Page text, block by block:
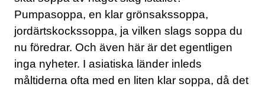
Pumpasoppa, en klar grönsakssoppa,
jordärtskockssoppa, ja vilken slags soppa du
nu föredrar. Och även här är det egentligen
inga nyheter. I asiatiska länder inleds
måltiderna ofta med en liten klar soppa, då det